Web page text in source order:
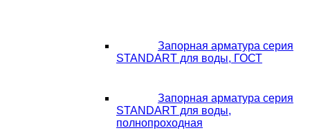
Запорная арматура серия
STANDART для воды, ГОСТ
Запорная арматура серия
STANDART для воды,
полнопроходная